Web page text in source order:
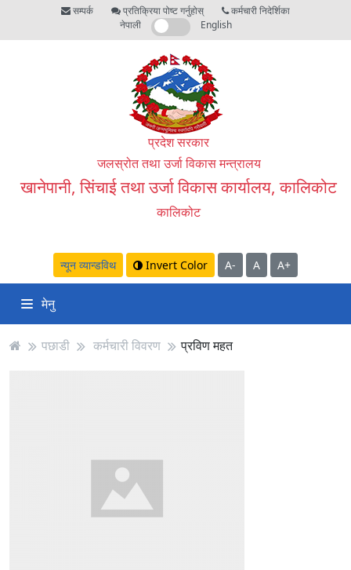
सम्पर्क प्रतिक्रिया पोष्ट गर्नुहोस्
कर्मचारी निदेर्शिका
नेपाली
English
प्रदेश सरकार
जलस्रोत तथा उर्जा विकास मन्त्रालय
खानेपानी, सिंचाई तथा उर्जा विकास कार्यालय, कालिकोट
कालिकोट
न्यून व्यान्डविथ Invert Color A- A A+
मेनु
पछाडी कर्मचारी विवरण प्रविण महत